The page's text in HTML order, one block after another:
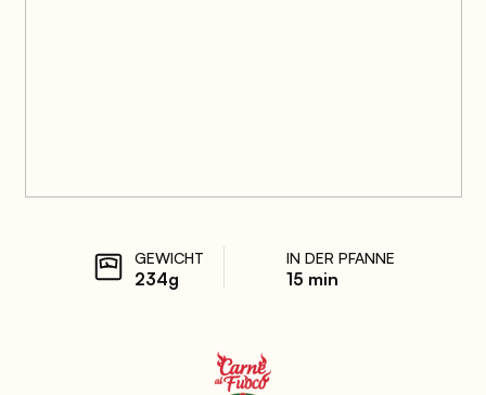
GEWICHT
234g
IN DER PFANNE
15 min